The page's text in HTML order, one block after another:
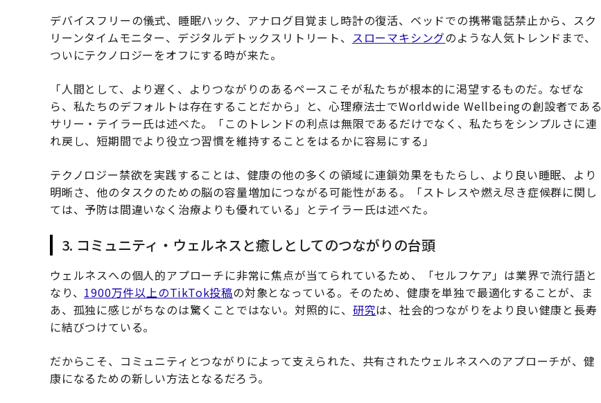
デバイスフリーの儀式、睡眠ハック、アナログ目覚まし時計の復活、ベッドでの携帯電話禁止から、スク
リーンタイムモニター、デジタルデトックスリトリート、 スローマキシングのような人気トレンドまで、
ついにテクノロジーをオフにする時が来た。
「人間として、より遅く、よりつながりのあるペースこそが私たちが根本的に渇望するものだ。なぜな
ら、私たちのデフォルトは存在することだから」と、心理療法士でWorldwide Wellbeingの創設者である
サリー・テイラー氏は述べた。「このトレンドの利点は無限であるだけでなく、私たちをシンプルさに連
れ戻し、短期間でより役立つ習慣を維持することをはるかに容易にする」
テクノロジー禁欲を実践することは、健康の他の多くの領域に連鎖効果をもたらし、より良い睡眠、より
明晰さ、他のタスクのための脳の容量増加につながる可能性がある。「ストレスや燃え尽き症候群に関し
ては、予防は間違いなく治療よりも優れている」とテイラー氏は述べた。
3. コミュニティ・ウェルネスと癒しとしてのつながりの台頭
ウェルネスへの個人的アプローチに非常に焦点が当てられているため、「セルフケア」は業界で流行語と
なり、 1900万件以上のTikTok投稿の対象となっている。そのため、健康を単独で最適化することが、ま
あ、孤独に感じがちなのは驚くことではない。対照的に、 研究は、社会的つながりをより良い健康と長寿
に結びつけている。
だからこそ、コミュニティとつながりによって支えられた、共有されたウェルネスへのアプローチが、健
康になるための新しい方法となるだろう。